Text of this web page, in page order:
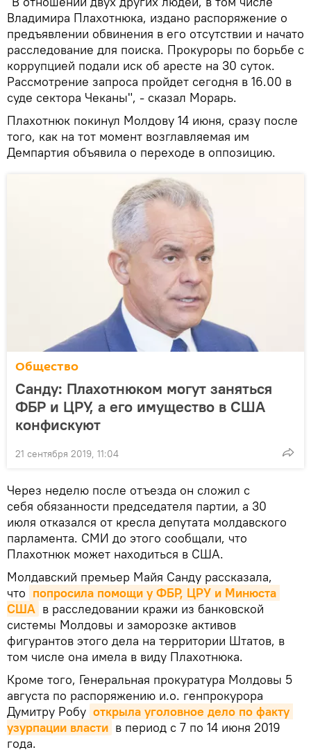
Владимира Плахотнюка, издано распоряжение о
предъявлении обвинения в его отсутствии и начато
расследование для поиска. Прокуроры по борьбе с
коррупцией подали иск об аресте на 30 суток.
Рассмотрение запроса пройдет сегодня в 16.00 в
суде сектора Чеканы", - сказал Морарь.
Плахотнюк покинул Молдову 14 июня, сразу после
того, как на тот момент возглавляемая им
Демпартия объявила о переходе в оппозицию.
Общество
Санду: Плахотнюком могут заняться
ФБР и ЦРУ, а его имущество в США
конфискуют
21 сентября 2019, 11:04
Через неделю после отъезда он сложил с
себя обязанности председателя партии, а 30
июля отказался от кресла депутата молдавского
парламента. СМИ до этого сообщали, что
Плахотнюк может находиться в США.
Молдавский премьер Майя Санду рассказала,
что попросила помощи у ФБР, ЦРУ и Минюста
США в расследовании кражи из банковской
системы Молдовы и заморозке активов
фигурантов этого дела на территории Штатов, в
том числе она имела в виду Плахотнюка.
Кроме того, Генеральная прокуратура Молдовы 5
августа по распоряжению и.о. генпрокурора
Думитру Робу открыла уголовное дело по факту
узурпации власти в период с 7 по 14 июня 2019
года.